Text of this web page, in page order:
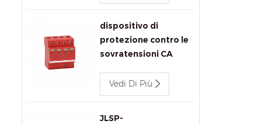
dispositivo di
protezione contro le
sovratensioni CA
JLSP-GA440/80/4P
Vedi Di Più
JLSP-